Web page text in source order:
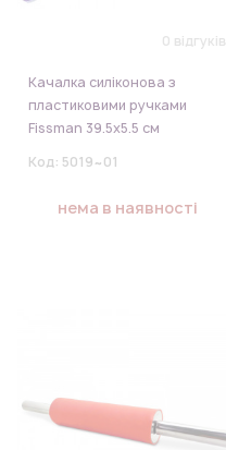
0 відгуків
Качалка силіконова з
пластиковими ручками
Fissman 39.5x5.5 см
Код: 5019~01
нема в наявності